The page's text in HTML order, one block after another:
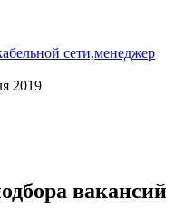
сети,менеджер
2019
вакансий